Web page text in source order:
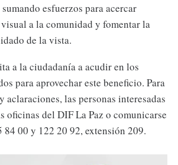
esfuerzos para acercar
a la comunidad y fomentar la
de la vista.
a la ciudadanía a acudir en los
para aprovechar este beneficio. Para
aclaraciones, las personas interesadas
oficinas del DIF La Paz o comunicarse
84 00 y 122 20 92, extensión 209.